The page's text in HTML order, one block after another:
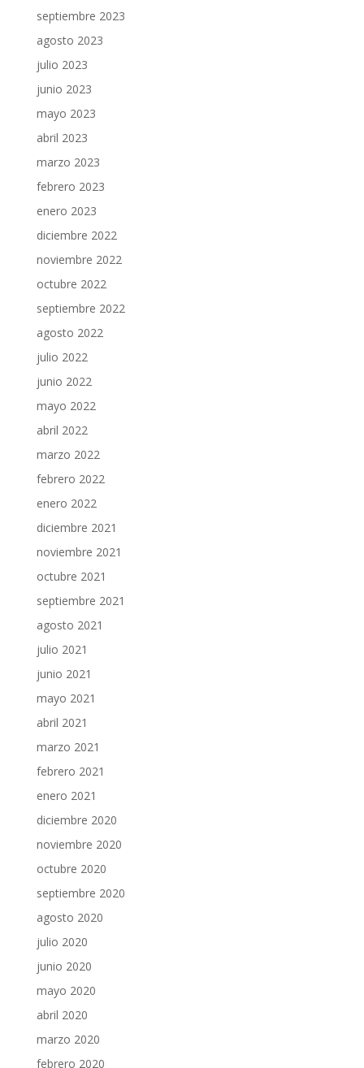
septiembre 2023
agosto 2023
julio 2023
junio 2023
mayo 2023
abril 2023
marzo 2023
febrero 2023
enero 2023
diciembre 2022
noviembre 2022
octubre 2022
septiembre 2022
agosto 2022
julio 2022
junio 2022
mayo 2022
abril 2022
marzo 2022
febrero 2022
enero 2022
diciembre 2021
noviembre 2021
octubre 2021
septiembre 2021
agosto 2021
julio 2021
junio 2021
mayo 2021
abril 2021
marzo 2021
febrero 2021
enero 2021
diciembre 2020
noviembre 2020
octubre 2020
septiembre 2020
agosto 2020
julio 2020
junio 2020
mayo 2020
abril 2020
marzo 2020
febrero 2020